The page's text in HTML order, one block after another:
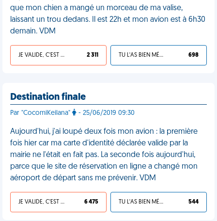
que mon chien a mangé un morceau de ma valise,
laissant un trou dedans. Il est 22h et mon avion est à 6h30
demain. VDM
JE VALIDE, C'EST UNE VDM 2 311 TU L'AS BIEN MÉRITÉ 698
Destination finale
Par "CocomiKeilana" - 25/06/2019 09:30
Aujourd'hui, j'ai loupé deux fois mon avion : la première
fois hier car ma carte d'identité déclarée valide par la
mairie ne l'était en fait pas. La seconde fois aujourd'hui,
parce que le site de réservation en ligne a changé mon
aéroport de départ sans me prévenir. VDM
JE VALIDE, C'EST UNE VDM 6 475 TU L'AS BIEN MÉRITÉ 544